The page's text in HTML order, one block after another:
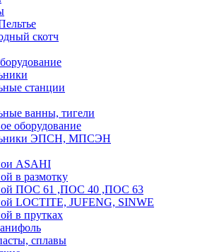
скотч
станции
ванны, тигели
оборудование
ЭПСН, МПСЭН
ASAHI
в размотку
ПОС 61 ,ПОС 40 ,ПОС 63
LOCTITE, JUFENG, SINWE
в прутках
сплавы